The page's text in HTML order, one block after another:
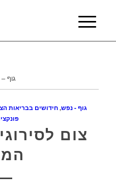
גוף
גוף - נפש,חידושים בבריאות
צום